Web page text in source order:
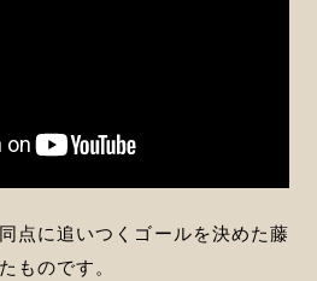
点に追いつくゴールを決めた藤
ものです。